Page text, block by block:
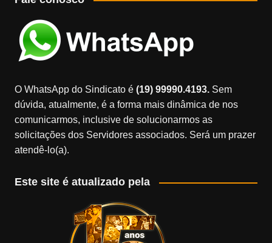
O WhatsApp do Sindicato é(19) 99990.4193.Sem
dúvida, atualmente, é a forma mais dinâmica de nos
comunicarmos, inclusive de solucionarmos as
solicitações dos Servidores associados. Será um prazer
atendê-lo(a).
Este site é atualizado pela